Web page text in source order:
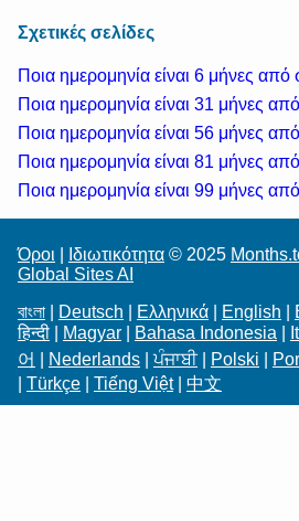
Σχετικές σελίδες
Ποια ημερομηνία είναι 6 μήνες από
Ποια ημερομηνία είναι 31 μήνες
Ποια ημερομηνία είναι 56 μήνες
Ποια ημερομηνία είναι 81 μήνες
Ποια ημερομηνία είναι 99 μήνες
Όροι Ιδιωτικότητα © 2025
Global Sites AI
বাংলা
Deutsch Ελληνικά English
हिन्दी
Magyar Bahasa Indonesia
어
Nederlands |ਪੰਜਾਬੀ| Polski
Türkçe Tiếng Việt| 中文